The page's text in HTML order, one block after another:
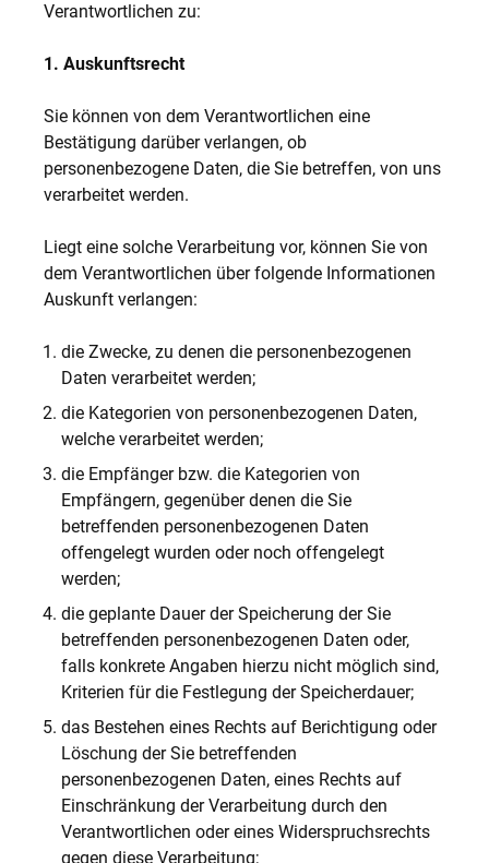
Verantwortlichen zu:
1. Auskunftsrecht
Sie können von dem Verantwortlichen eine
Bestätigung darüber verlangen, ob
personenbezogene Daten, die Sie betreffen, von uns
verarbeitet werden.
Liegt eine solche Verarbeitung vor, können Sie von
dem Verantwortlichen über folgende Informationen
Auskunft verlangen:
die Zwecke, zu denen die personenbezogenen
Daten verarbeitet werden;
die Kategorien von personenbezogenen Daten,
welche verarbeitet werden;
die Empfänger bzw. die Kategorien von
Empfängern, gegenüber denen die Sie
betreffenden personenbezogenen Daten
offengelegt wurden oder noch offengelegt
werden;
die geplante Dauer der Speicherung der Sie
betreffenden personenbezogenen Daten oder,
falls konkrete Angaben hierzu nicht möglich sind,
Kriterien für die Festlegung der Speicherdauer;
das Bestehen eines Rechts auf Berichtigung oder
Löschung der Sie betreffenden
personenbezogenen Daten, eines Rechts auf
Einschränkung der Verarbeitung durch den
Verantwortlichen oder eines Widerspruchsrechts
gegen diese Verarbeitung;